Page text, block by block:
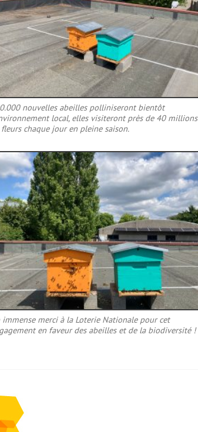
nouvelles abeilles polliniseront bientôt
local, elles visiteront près de 40 millions
chaque jour en pleine saison.
immense merci à la Loterie Nationale pour cet
en faveur des abeilles et de la biodiversité !